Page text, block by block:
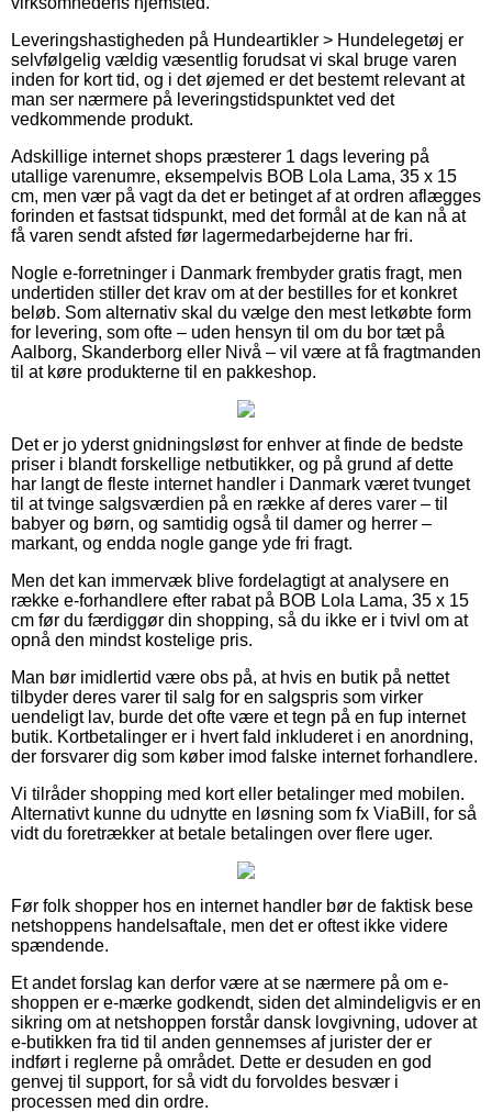
Leveringshastigheden på Hundeartikler > Hundelegetøj er
selvfølgelig vældig væsentlig forudsat vi skal bruge varen
inden for kort tid, og i det øjemed er det bestemt relevant at
man ser nærmere på leveringstidspunktet ved det
vedkommende produkt.
Adskillige internet shops præsterer 1 dags levering på
utallige varenumre, eksempelvis BOB Lola Lama, 35 x 15
cm, men vær på vagt da det er betinget af at ordren aflægges
forinden et fastsat tidspunkt, med det formål at de kan nå at
få varen sendt afsted før lagermedarbejderne har fri.
Nogle e-forretninger i Danmark frembyder gratis fragt, men
undertiden stiller det krav om at der bestilles for et konkret
beløb. Som alternativ skal du vælge den mest letkøbte form
for levering, som ofte – uden hensyn til om du bor tæt på
Aalborg, Skanderborg eller Nivå – vil være at få fragtmanden
til at køre produkterne til en pakkeshop.
Det er jo yderst gnidningsløst for enhver at finde de bedste
priser i blandt forskellige netbutikker, og på grund af dette
har langt de fleste internet handler i Danmark været tvunget
til at tvinge salgsværdien på en række af deres varer – til
babyer og børn, og samtidig også til damer og herrer –
markant, og endda nogle gange yde fri fragt.
Men det kan immervæk blive fordelagtigt at analysere en
række e-forhandlere efter rabat på BOB Lola Lama, 35 x 15
cm før du færdiggør din shopping, så du ikke er i tvivl om at
opnå den mindst kostelige pris.
Man bør imidlertid være obs på, at hvis en butik på nettet
tilbyder deres varer til salg for en salgspris som virker
uendeligt lav, burde det ofte være et tegn på en fup internet
butik. Kortbetalinger er i hvert fald inkluderet i en anordning,
der forsvarer dig som køber imod falske internet forhandlere.
Vi tilråder shopping med kort eller betalinger med mobilen.
Alternativt kunne du udnytte en løsning som fx ViaBill, for så
vidt du foretrækker at betale betalingen over flere uger.
Før folk shopper hos en internet handler bør de faktisk bese
netshoppens handelsaftale, men det er oftest ikke videre
spændende.
Et andet forslag kan derfor være at se nærmere på om e-
shoppen er e-mærke godkendt, siden det almindeligvis er en
sikring om at netshoppen forstår dansk lovgivning, udover at
e-butikken fra tid til anden gennemses af jurister der er
indført i reglerne på området. Dette er desuden en god
genvej til support, for så vidt du forvoldes besvær i
processen med din ordre.